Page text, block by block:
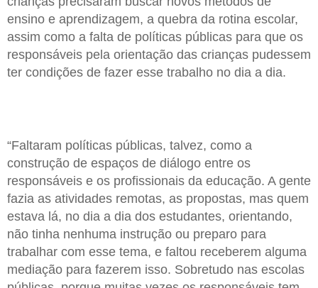
ensino e aprendizagem, a quebra da rotina escolar,
assim como a falta de políticas públicas para que os
responsáveis pela orientação das crianças pudessem
ter condições de fazer esse trabalho no dia a dia.
“Faltaram políticas públicas, talvez, como a
construção de espaços de diálogo entre os
responsáveis e os profissionais da educação. A gente
fazia as atividades remotas, as propostas, mas quem
estava lá, no dia a dia dos estudantes, orientando,
não tinha nenhuma instrução ou preparo para
trabalhar com esse tema, e faltou receberem alguma
mediação para fazerem isso. Sobretudo nas escolas